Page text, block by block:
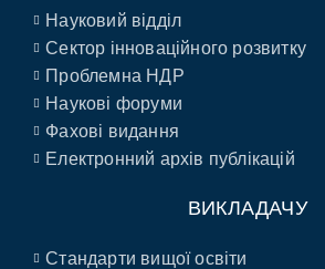
Науковий відділ
Сектор інноваційного розвитку
Проблемна НДР
Наукові форуми
Фахові видання
Електронний архів публікацій
ВИКЛАДАЧУ
Стандарти вищої освіти